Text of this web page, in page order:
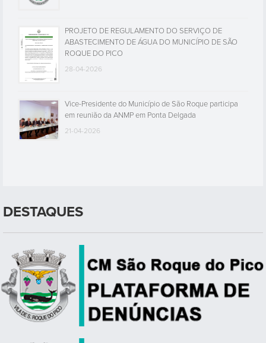
PROJETO DE REGULAMENTO DO SERVIÇO DE
ABASTECIMENTO DE ÁGUA DO MUNICÍPIO DE SÃO
ROQUE DO PICO
28-04-2026
Vice-Presidente do Município de São Roque participa
em reunião da ANMP em Ponta Delgada
21-04-2026
DESTAQUES